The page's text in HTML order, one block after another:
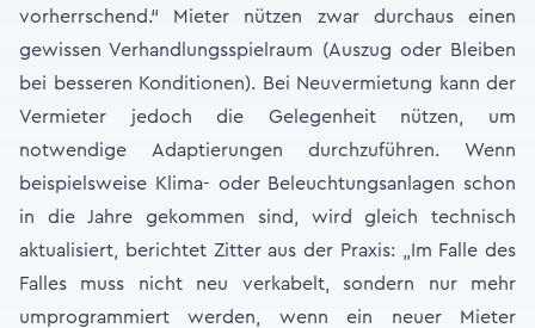
vorherrschend.“ Mieter nützen zwar durchaus einen
gewissen Verhandlungsspielraum (Auszug oder Bleiben
bei besseren Konditionen). Bei Neuvermietung kann der
Vermieter jedoch die Gelegenheit nützen, um
notwendige Adaptierungen durchzuführen. Wenn
beispielsweise Klima- oder Beleuchtungsanlagen schon
in die Jahre gekommen sind, wird gleich technisch
aktualisiert, berichtet Zitter aus der Praxis: „Im Falle des
Falles muss nicht neu verkabelt, sondern nur mehr
umprogrammiert werden, wenn ein neuer Mieter